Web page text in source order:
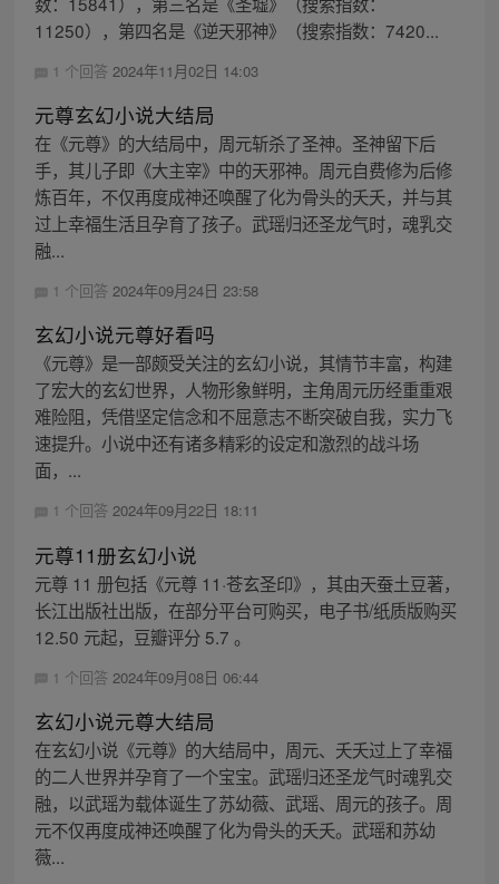
11250），第四名是《逆天邪神》（搜索指数：7420...
1 个回答 2024年11月02日 14:03
元尊玄幻小说大结局
在《元尊》的大结局中，周元斩杀了圣神。圣神留下后
手，其儿子即《大主宰》中的天邪神。周元自费修为后修
炼百年，不仅再度成神还唤醒了化为骨头的夭夭，并与其
过上幸福生活且孕育了孩子。武瑶归还圣龙气时，魂乳交
融...
1 个回答 2024年09月24日 23:58
玄幻小说元尊好看吗
《元尊》是一部颇受关注的玄幻小说，其情节丰富，构建
了宏大的玄幻世界，人物形象鲜明，主角周元历经重重艰
难险阻，凭借坚定信念和不屈意志不断突破自我，实力飞
速提升。小说中还有诸多精彩的设定和激烈的战斗场
面，...
1 个回答 2024年09月22日 18:11
元尊11册玄幻小说
元尊 11 册包括《元尊 11·苍玄圣印》，其由天蚕土豆著，
长江出版社出版，在部分平台可购买，电子书/纸质版购买
12.50 元起，豆瓣评分 5.7 。
1 个回答 2024年09月08日 06:44
玄幻小说元尊大结局
在玄幻小说《元尊》的大结局中，周元、夭夭过上了幸福
的二人世界并孕育了一个宝宝。武瑶归还圣龙气时魂乳交
融，以武瑶为载体诞生了苏幼薇、武瑶、周元的孩子。周
元不仅再度成神还唤醒了化为骨头的夭夭。武瑶和苏幼
薇...